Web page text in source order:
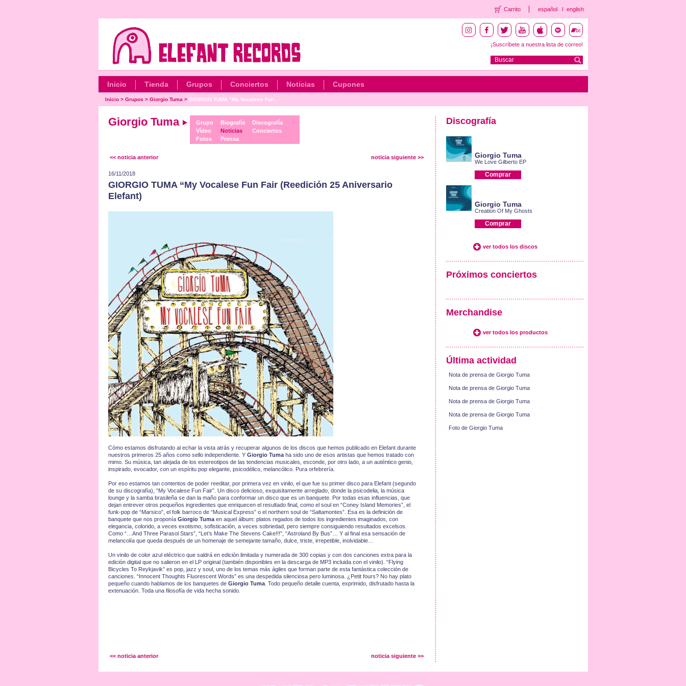
Carrito español english
¡Suscríbete a nuestra lista de correo!
Inicio Tienda Grupos Conciertos Noticias Cupones
Inicio> Grupos > Giorgio Tuma > GIORGIO TUMA “My Vocalese Fun...
Giorgio Tuma
Grupo
Vídeo
Fotos
Biografía
Noticias
Prensa
Discografía
Conciertos
<< noticia anterior noticia siguiente >>
16/11/2018
GIORGIO TUMA “My Vocalese Fun Fair (Reedición 25 Aniversario
Elefant)
Cómo estamos disfrutando al echar la vista atrás y recuperar algunos de los discos que hemos publicado en Elefant durante
nuestros primeros 25 años como sello independiente. Y Giorgio Tumaha sido uno de esos artistas que hemos tratado con
mimo. Su música, tan alejada de los estereotipos de las tendencias musicales, esconde, por otro lado, a un auténtico genio,
inspirado, evocador, con un espíritu pop elegante, psicodélico, melancólico. Pura orfebrería.
Por eso estamos tan contentos de poder reeditar, por primera vez en vinilo, el que fue su primer disco para Elefant (segundo
de su discografía), “My Vocalese Fun Fair”. Un disco delicioso, exquisitamente arreglado, donde la psicodelia, la música
lounge y la samba brasileña se dan la maño para conformar un disco que es un banquete. Por todas esas influencias, que
dejan entrever otros pequeños ingredientes que enriquecen el resultado final, como el soul en “Coney Island Memories”, el
funk-pop de “Marsico”, el folk barroco de “Musical Express” o el northern soul de “Saltamontes”. Esa es la definición de
banquete que nos proponía Giorgio Tumaen aquel álbum: platos regados de todos los ingredientes imaginados, con
elegancia, colorido, a veces exotismo, sofisticación, a veces sobriedad, pero siempre consiguiendo resultados excelsos.
Como “…And Three Parasol Stars”, “Let’s Make The Stevens Cake!!!”, “Astroland By Bus”… Y al final esa sensación de
melancolía que queda después de un homenaje de semejante tamaño, dulce, triste, irrepetible, inolvidable…
Un vinilo de color azul eléctrico que saldrá en edición limitada y numerada de 300 copias y con dos canciones extra para la
edición digital que no salieron en el LP original (también disponibles en la descarga de MP3 incluida con el vinilo). “Flying
Bicycles To Reykjavik” es pop, jazz y soul, uno de los temas más ágiles que forman parte de esta fantástica colección de
canciones. “Innocent Thoughts Fluorescent Words” es una despedida silenciosa pero luminosa. ¿Petit fours? No hay plato
pequeño cuando hablamos de los banquetes de Giorgio Tuma. Todo pequeño detalle cuenta, exprimido, disfrutado hasta la
extenuación. Toda una filosofía de vida hecha sonido.
<< noticia anterior noticia siguiente >>
Discografía
Giorgio Tuma
We Love Gilberto EP
Comprar
Giorgio Tuma
Creation Of My Ghosts
Comprar
ver todos los discos
Próximos conciertos
Merchandise
ver todos los productos
Última actividad
Nota de prensa de Giorgio Tuma
Nota de prensa de Giorgio Tuma
Nota de prensa de Giorgio Tuma
Nota de prensa de Giorgio Tuma
Foto de Giorgio Tuma